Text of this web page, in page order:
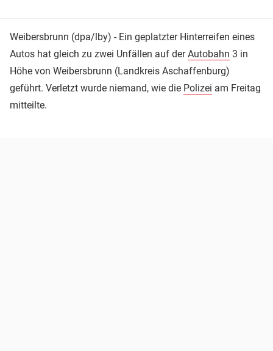
Weibersbrunn (dpa/lby) - Ein geplatzter Hinterreifen eines
Autos hat gleich zu zwei Unfällen auf derAutobahn 3 in
Höhe von Weibersbrunn (Landkreis Aschaffenburg)
geführt. Verletzt wurde niemand, wie die Polizei am Freitag
mitteilte.